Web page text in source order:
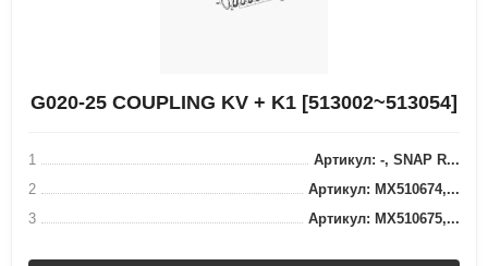
G020-25 COUPLING KV + K1 [513002~513054]
1
Артикул: -, SNAP R...
2
Артикул: MX510674,...
3
Артикул: MX510675,...